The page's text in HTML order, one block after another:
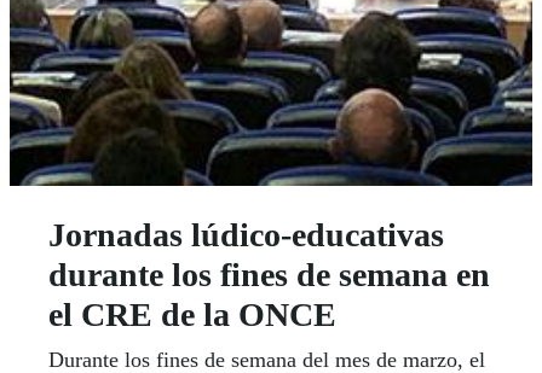
Jornadas lúdico-educativas
durante los fines de semana en
el CRE de la ONCE
Durante los fines de semana del mes de marzo, el